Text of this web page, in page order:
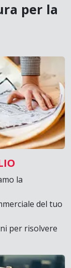
per la
la
del tuo
per risolvere